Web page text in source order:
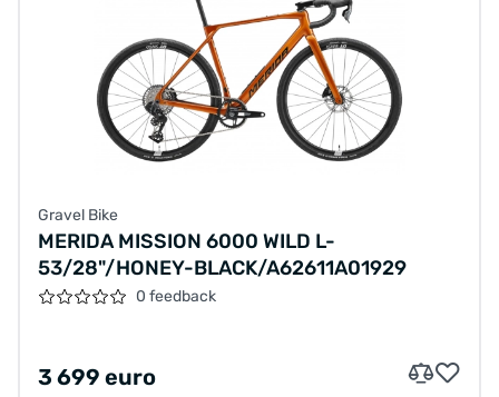
Gravel Bike
MERIDA MISSION 6000 WILD L-
53/28"/HONEY-BLACK/A62611A01929
0 feedback
3 699 euro